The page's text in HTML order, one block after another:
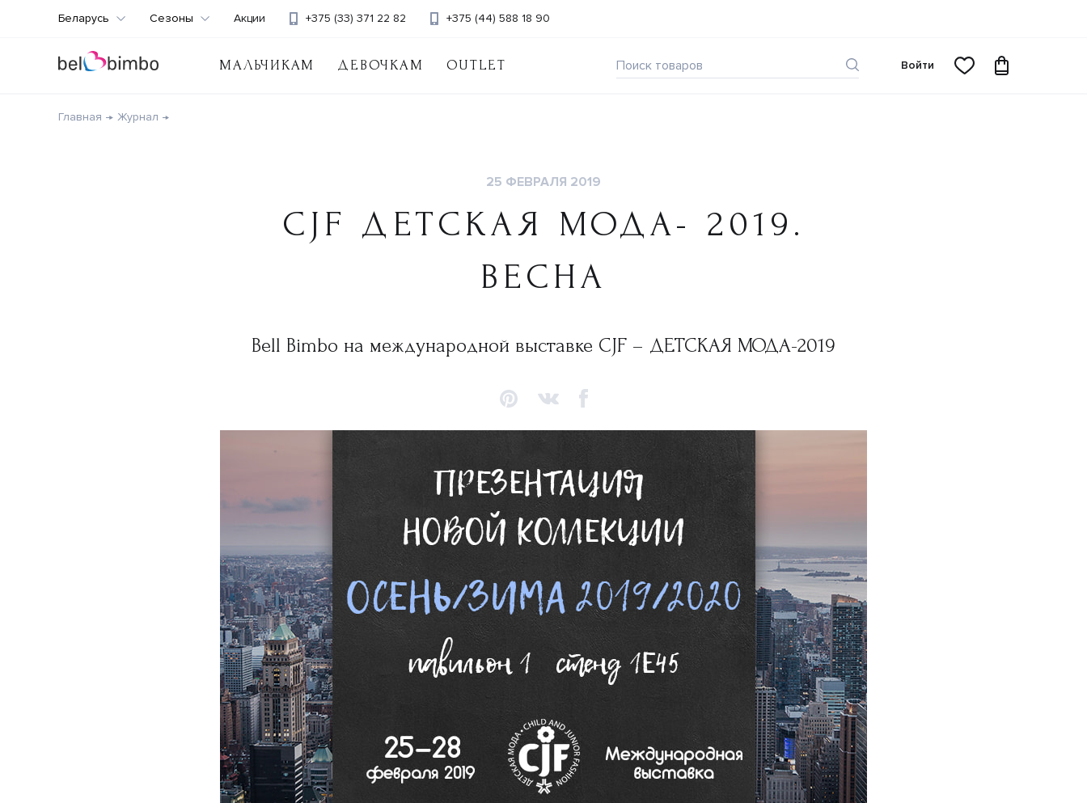
МАЛЬЧИКАМ ДЕВОЧКАМ OUTLET
+375 (33) 371 22 82 +375 (44) 588 18 90
Беларусь Сезоны Акции
Войти
Главная Журнал
25 ФЕВРАЛЯ 2019
CJF ДЕТСКАЯ МОДА- 2019.
ВЕСНА
Bell Bimbo на международной выставке CJF – ДЕТСКАЯ МОДА-2019